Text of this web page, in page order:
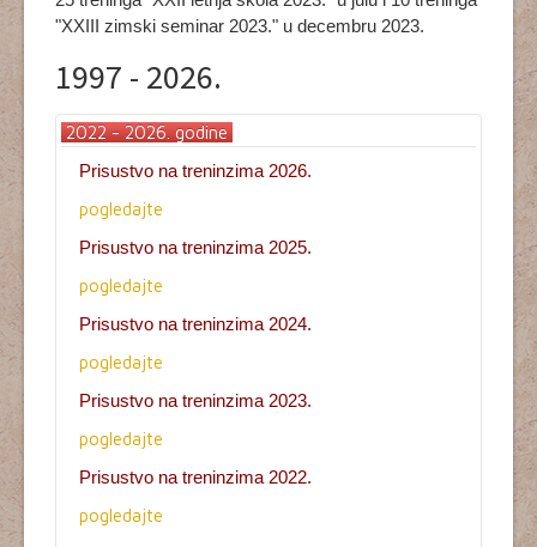
"XXIII zimski seminar 2023." u decembru 2023.
1997 - 2026.
2022 - 2026. godine
Prisustvo na treninzima 2026.
pogledajte
Prisustvo na treninzima 2025.
pogledajte
Prisustvo na treninzima 2024.
pogledajte
Prisustvo na treninzima 2023.
pogledajte
Prisustvo na treninzima 2022.
pogledajte